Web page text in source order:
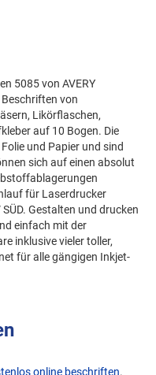
5085 von AVERY
von
Likörflaschen,
auf 10 Bogen. Die
und Papier und sind
sich auf einen absolut
für Laserdrucker
Gestalten und drucken
einfach mit der
inklusive vieler toller,
für alle gängigen Inkjet-
online beschriften.